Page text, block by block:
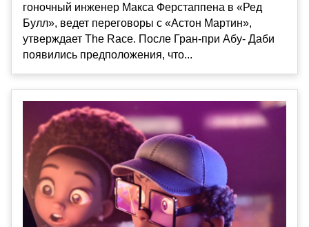
гоночный инженер Макса Ферстаппена в «Ред
Булл», ведет переговоры с «Астон Мартин»,
утверждает The Race. После Гран-при Абу- Даби
появились предположения, что...